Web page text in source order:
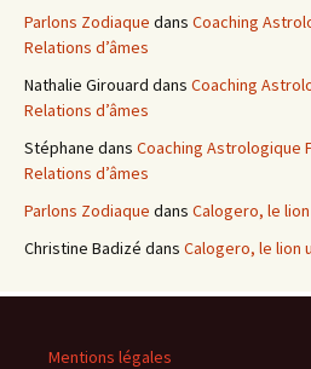
Parlons Zodiaque dans Coaching
Relations d’âmes
Nathalie Girouard dans Coaching
Relations d’âmes
Stéphane dans Coaching Astrologique
Relations d’âmes
Parlons Zodiaque dans Calogero, le
Christine Badizé dans Calogero, le lion
Mentions légales